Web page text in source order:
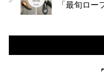
「最旬ロー